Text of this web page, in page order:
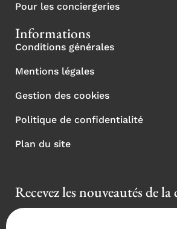
Pour les conciergeries
Informations
Conditions générales
Mentions légales
Gestion des cookies
Politique de confidentialité
Plan du site
Recevez les nouveautés de